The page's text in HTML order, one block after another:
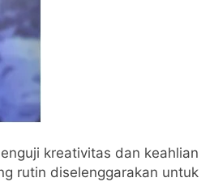
kreativitas dan keahlian
rutin diselenggarakan untuk